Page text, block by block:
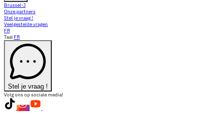
Brussel-J
Onze partners
Stel je vraag !
Veelgestelde vragen
FR
Taal FR
Stel je vraag !
Volg ons op sociale media!